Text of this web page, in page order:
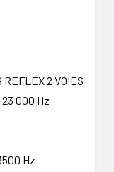
2 VOIES
23 000 Hz
Hz